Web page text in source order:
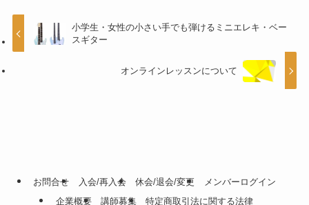
小学生・女性の小さい手でも弾けるミニエレキ・ベー
スギター
オンラインレッスンについて
お問合せ 入会/再入会 休会/退会/変更
メンバーログイン
企業概要
講師募集 特定商取引法に関する法律